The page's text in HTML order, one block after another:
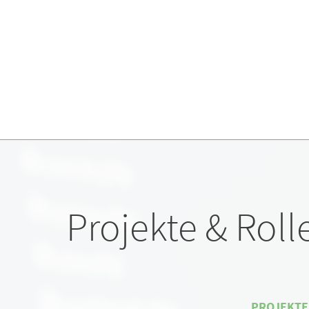
Projekte &